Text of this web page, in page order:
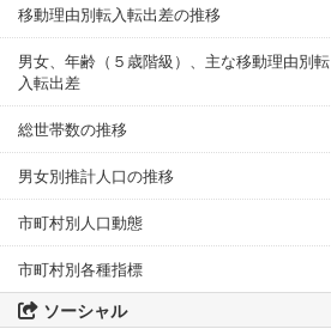
移動理由別転入転出差の推移
男女、年齢（５歳階級）、主な移動理由別転
入転出差
総世帯数の推移
男女別推計人口の推移
市町村別人口動態
市町村別各種指標
ソーシャル